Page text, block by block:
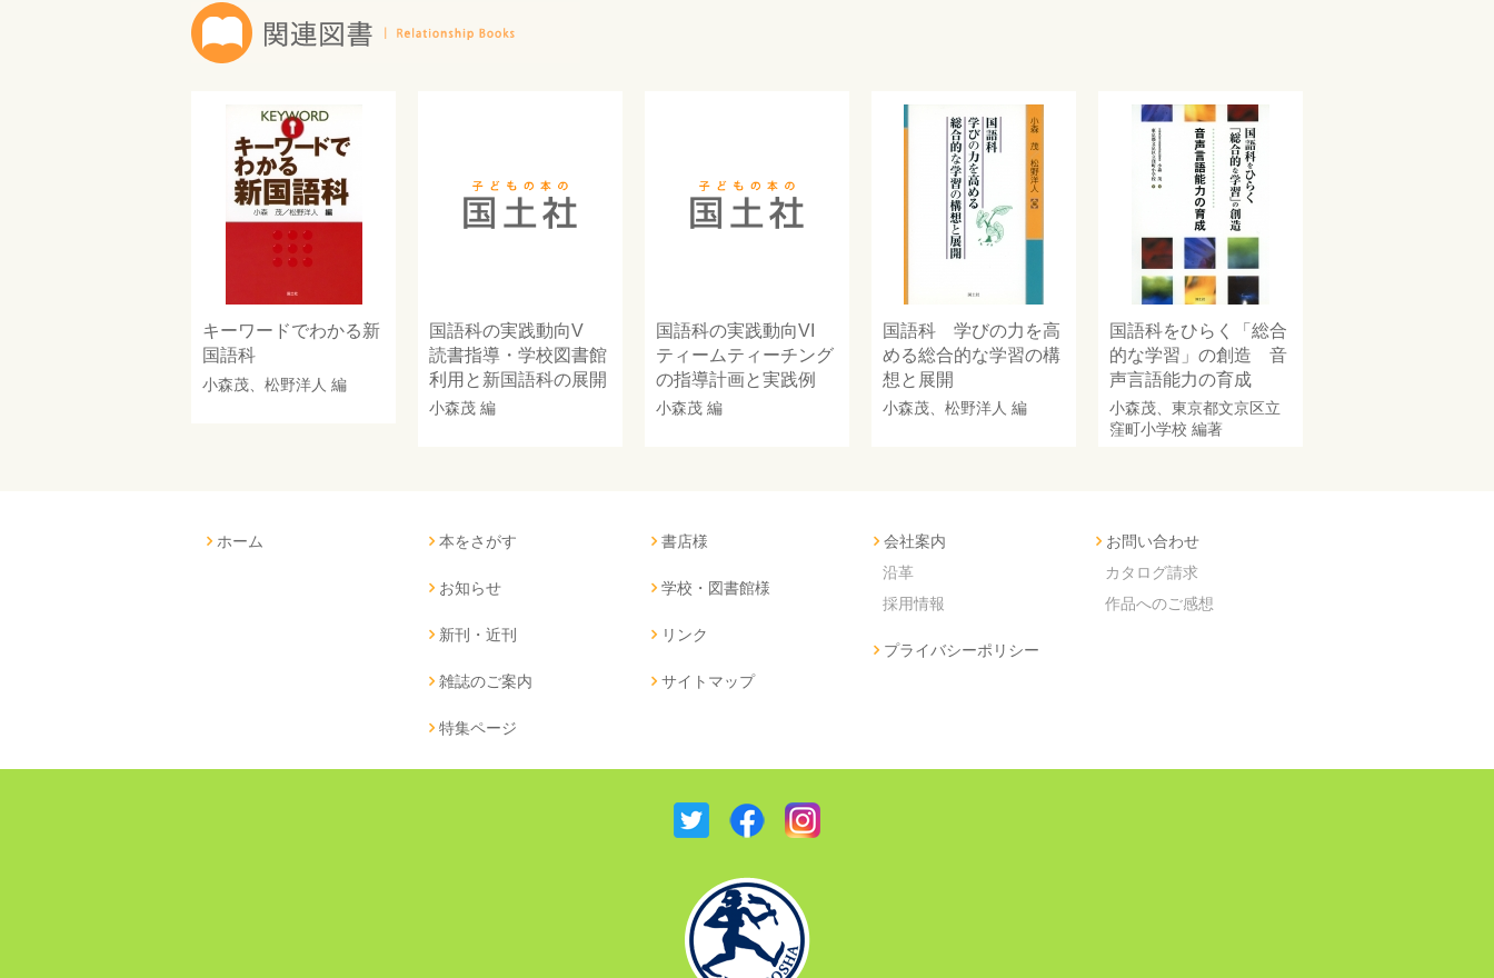
キーワードでわかる新
国語科
小森茂 松野洋人 編
国語科の実践動向V
読書指導・学校図書館
利用と新国語科の展開
小森茂 編
国語科の実践動向VI
ティームティーチング
の指導計画と実践例
小森茂 編
国語科 学びの力を高
める総合的な学習の構
想と展開
小森茂 松野洋人 編
国語科をひらく「総合
的な学習」の創造 音
声言語能力の育成
小森茂
東京都文京区立
窪町小学校 編著
ホーム 本をさがす
お知らせ
新刊・近刊
雑誌のご案内
特集ページ
書店様
学校・図書館様
リンク
サイトマップ
会社案内
沿革
採用情報
プライバシーポリシー
お問い合わせ
カタログ請求
作品へのご感想